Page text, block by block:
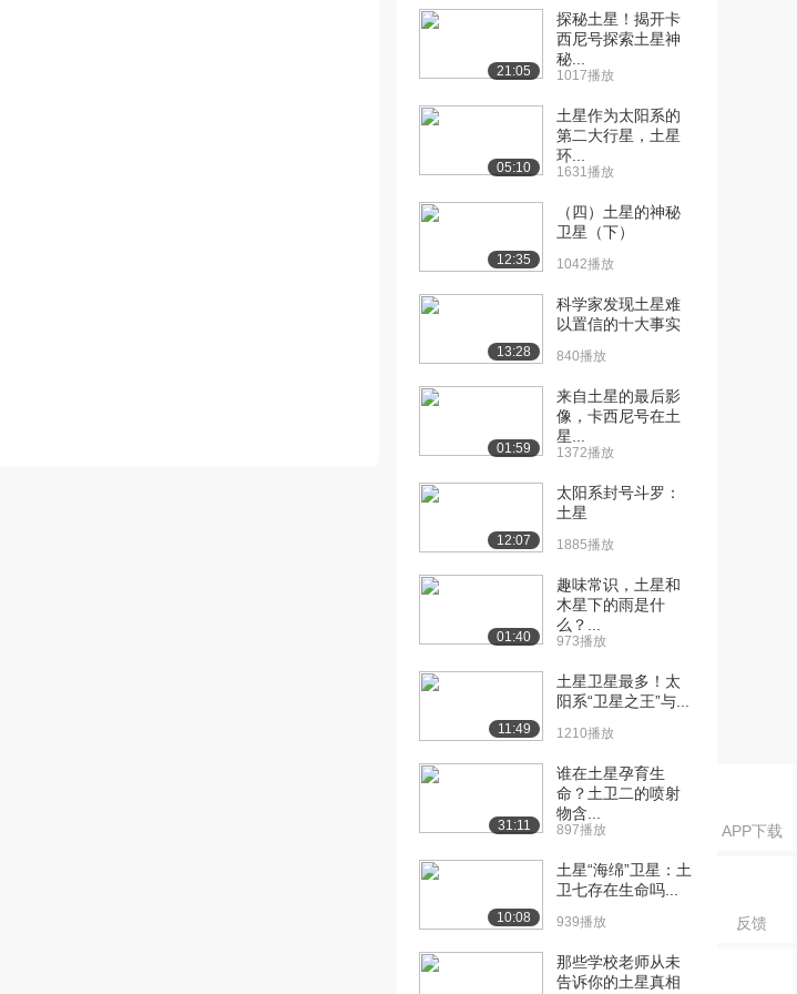
APP下载
反馈
[13] 2.1太空旅行（下） 07:27
1253播放
[15] 2.1太空旅行（下）
[16] 2.1太空旅行
[17] 2.2 空间站
1211播放
[18] 2.2 空间站（上）
[19] 2.2 空间站（下） 05:20
[20] 2.3 太空酒店
1266播放
07:49
[21] 3.1行星比较
06:42
[23] 3.2 水星探索 06:03
[24] 3.2 水星探索
980播放
07:31
[26] 4.1 金星探索 03:59
[27] 4.1 金星探索
930播放
21:05
探秘土星！揭开卡
西尼号探索土星神
秘...
1017播放
05:10
土星作为太阳系的
第二大行星，土星
环...
1631播放
12:35
（四）土星的神秘
卫星（下）
1042播放
13:28
科学家发现土星难
以置信的十大事实
840播放
01:59
来自土星的最后影
像，卡西尼号在土
星...
1372播放
12:07
太阳系封号斗罗：
土星
1885播放
01:40
趣味常识，土星和
木星下的雨是什
么？...
973播放
11:49
土星卫星最多！太
阳系“卫星之王”与...
1210播放
31:11
谁在土星孕育生
命？土卫二的喷射
物含...
897播放
10:08
土星“海绵”卫星：土
卫七存在生命吗...
939播放
那些学校老师从未
告诉你的土星真相